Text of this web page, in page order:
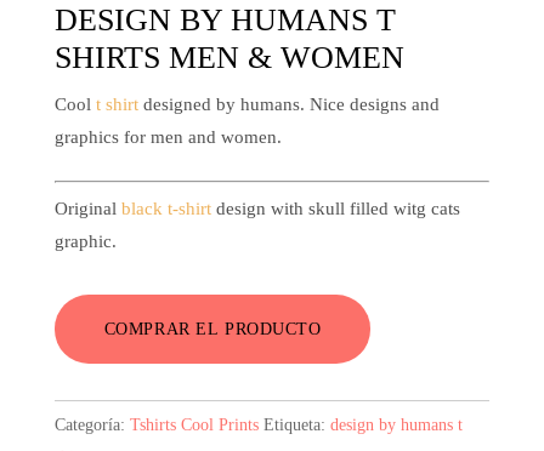
DESIGN BY HUMANS T
SHIRTS MEN & WOMEN
Cool t shirtdesigned by humans. Nice designs and
graphics for men and women.
Original black t-shirtdesign with skull filled witg cats
graphic.
COMPRAR EL PRODUCTO
Categoría: Tshirts Cool Prints Etiqueta: design by humans t